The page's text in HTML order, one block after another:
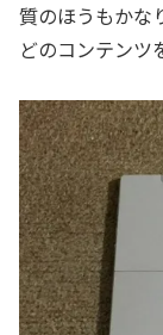
質のほうもかな
どのコンテンツ